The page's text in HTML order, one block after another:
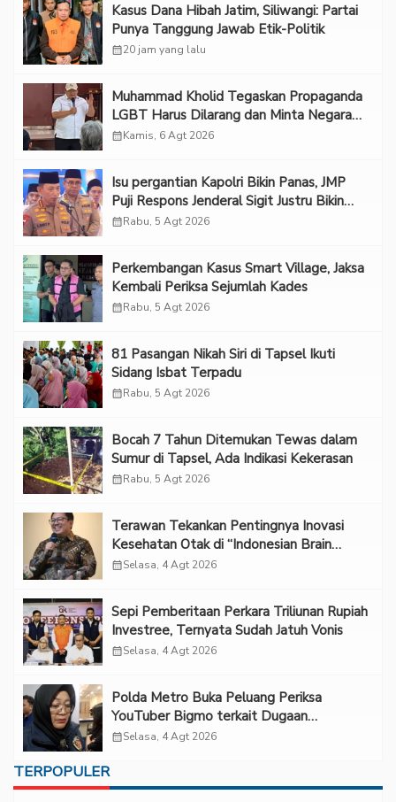
Kasus Dana Hibah Jatim, Siliwangi: Partai
Punya Tanggung Jawab Etik-Politik
calendar_month20 jam yang lalu
Muhammad Kholid Tegaskan Propaganda
LGBT Harus Dilarang dan Minta Negara
Melindungi Korban
calendar_monthKamis, 6 Agt 2026
Isu pergantian Kapolri Bikin Panas, JMP
Puji Respons Jenderal Sigit Justru Bikin
“Adem”
calendar_monthRabu, 5 Agt 2026
Perkembangan Kasus Smart Village, Jaksa
Kembali Periksa Sejumlah Kades
calendar_monthRabu, 5 Agt 2026
81 Pasangan Nikah Siri di Tapsel Ikuti
Sidang Isbat Terpadu
calendar_monthRabu, 5 Agt 2026
Bocah 7 Tahun Ditemukan Tewas dalam
Sumur di Tapsel, Ada Indikasi Kekerasan
calendar_monthRabu, 5 Agt 2026
Terawan Tekankan Pentingnya Inovasi
Kesehatan Otak di “Indonesian Brain
Forum 2026 UPN Veteran Jakarta”
calendar_monthSelasa, 4 Agt 2026
Sepi Pemberitaan Perkara Triliunan Rupiah
Investree, Ternyata Sudah Jatuh Vonis
calendar_monthSelasa, 4 Agt 2026
Polda Metro Buka Peluang Periksa
YouTuber Bigmo terkait Dugaan
Eksploitasi Anak
calendar_monthSelasa, 4 Agt 2026
TERPOPULER